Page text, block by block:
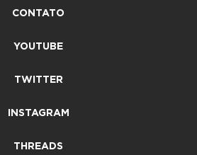
CONTATO
YOUTUBE
TWITTER
INSTAGRAM
THREADS